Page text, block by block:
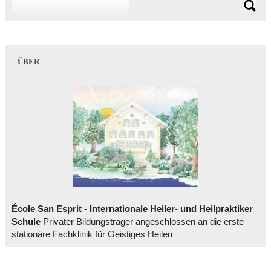
ÜBER
École San Esprit - Internationale Heiler- und Heilpraktiker
SchulePrivater Bildungsträger angeschlossen an die erste
stationäre Fachklinik für Geistiges Heilen